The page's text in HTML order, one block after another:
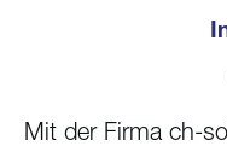
Mit der Firma ch-